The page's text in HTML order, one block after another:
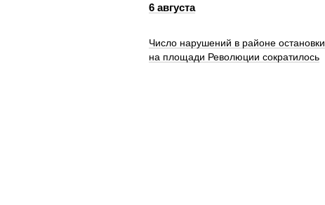
6 августа
Число нарушений в районе остановки
на площади Революции сократилось